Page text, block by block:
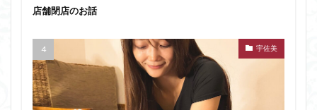
店舗閉店のお話
宇佐美